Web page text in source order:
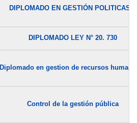
DIPLOMADO EN GESTIÓN POLITICAS...
DIPLOMADO LEY N° 20. 730
Diplomado en gestion de recursos
Control de la gestión pública